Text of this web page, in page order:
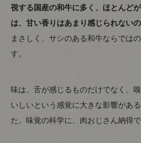
視する国産の和牛に多く、ほとんど
は、甘い香りはあまり感じられないの
まさしく、サシのある和牛ならでは
す。
味は、舌が感じるものだけでなく、
いしいという感覚に大きな影響があ
た。味覚の科学に、肉おじさん納得で